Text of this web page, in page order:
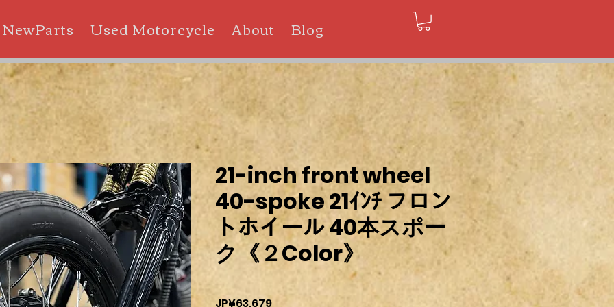
NewParts Used Motorcycle About Blog
21-inch front wheel
40-spoke 21ｲﾝﾁ フロン
トホイール 40本スポー
ク《２Color》
JP¥63,679價